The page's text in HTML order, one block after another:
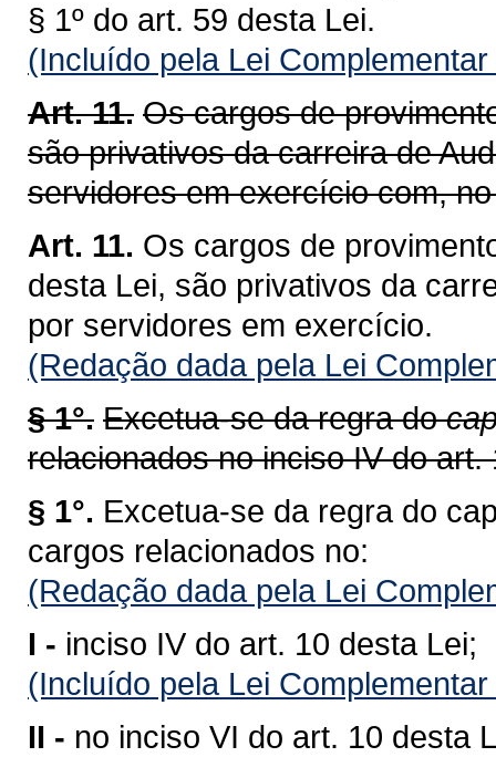
§ 1º do art. 59 desta Lei.
(Incluído pela Lei
Art. 11. Os cargos de
são privativos da carreira de
servidores em exercício com,
Art. 11. Os cargos de
desta Lei, são privativos da
por servidores em exercício.
(Redação dada pela Lei
§ 1°. Excetua-se da regra do
relacionados no inciso IV do art.
§ 1°. Excetua-se da regra do
cargos relacionados no:
(Redação dada pela Lei
I - inciso IV do art. 10 desta Lei;
(Incluído pela Lei
II - no inciso VI do art. 10 desta